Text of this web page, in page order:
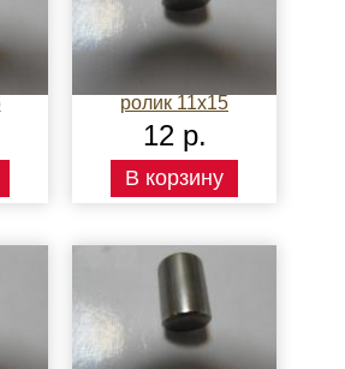
ролик 11х15
12 р.
В корзину